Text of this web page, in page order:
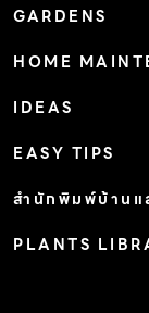
GARDENS
HOME
IDEAS
EASY TIPS
สำนักพิมพ์บ้านแ
PLANTS